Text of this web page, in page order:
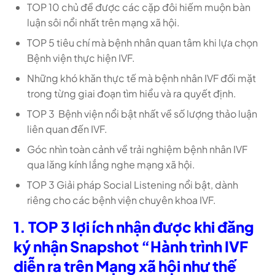
TOP 10 chủ đề được các cặp đôi hiếm muộn bàn
luận sôi nổi nhất trên mạng xã hội.
TOP 5 tiêu chí mà bệnh nhân quan tâm khi lựa chọn
Bệnh viện thực hiện IVF.
Những khó khăn thực tế mà bệnh nhân IVF đối mặt
trong từng giai đoạn tìm hiểu và ra quyết định.
TOP 3 Bệnh viện nổi bật nhất về số lượng thảo luận
liên quan đến IVF.
Góc nhìn toàn cảnh về trải nghiệm bệnh nhân IVF
qua lăng kính lắng nghe mạng xã hội.
TOP 3 Giải pháp Social Listening nổi bật, dành
riêng cho các bệnh viện chuyên khoa IVF.
1. TOP 3 lợi ích nhận được khi đăng
ký nhận Snapshot “Hành trình IVF
diễn ra trên Mạng xã hội như thế